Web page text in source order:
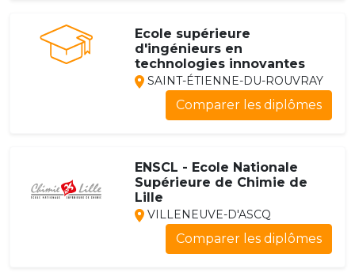
Ecole supérieure
d'ingénieurs en
technologies innovantes
SAINT-ÉTIENNE-DU-ROUVRAY
Comparer les diplômes
ENSCL - Ecole Nationale
Supérieure de Chimie de
Lille
VILLENEUVE-D'ASCQ
Comparer les diplômes